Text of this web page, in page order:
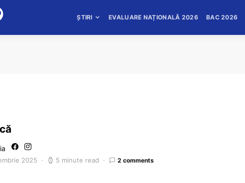
ȘTIRI EVALUARE NAȚIONALĂ 2026 BAC 2026
2025 5 minute read 2 comments